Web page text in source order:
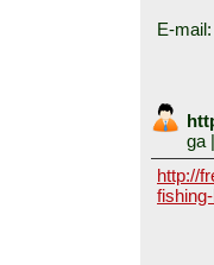
E-
ga
http://